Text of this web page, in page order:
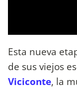
Esta nueva
de sus viejos
Viciconte, la